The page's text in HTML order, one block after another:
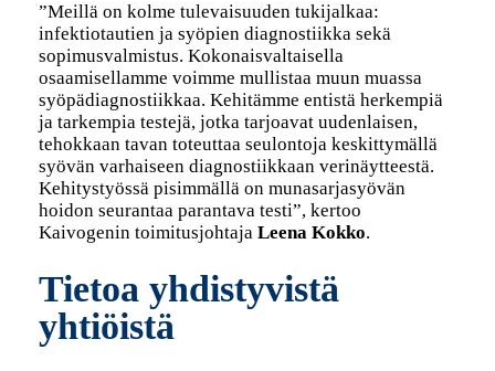
”Meillä on kolme tulevaisuuden tukijalkaa:
infektiotautien ja syöpien diagnostiikka sekä
sopimusvalmistus. ​Kokonaisvaltaisella
osaamisellamme voimme mullistaa muun muassa
syöpädiagnostiikkaa. Kehitämme entistä herkempiä
ja tarkempia testejä, jotka tarjoavat uudenlaisen,
tehokkaan tavan toteuttaa seulontoja keskittymällä
syövän varhaiseen diagnostiikkaan verinäytteestä.
Kehitystyössä pisimmällä on munasarjasyövän
hoidon seurantaa parantava testi”, kertoo
Kaivogenin toimitusjohtaja Leena Kokko.
Tietoa yhdistyvistä
yhtiöistä